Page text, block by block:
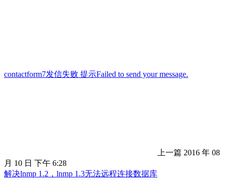
contactform7发信失败 提示Failed to send your message.
上一篇 2016 年 08
月 10 日 下午 6:28
解决lnmp 1.2，lnmp 1.3无法远程连接数据库